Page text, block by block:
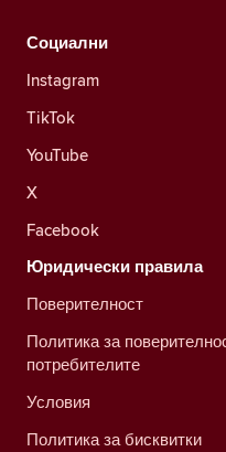
Социални
Instagram
TikTok
YouTube
X
Facebook
Юридически правила
Поверителност
Политика за
потребителите
Условия
Политика за бисквитки